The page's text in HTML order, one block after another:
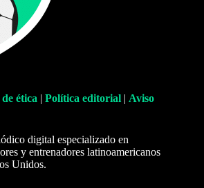
ética | Política editorial | Aviso
digital especializado en
y entrenadores latinoamericanos
Unidos.